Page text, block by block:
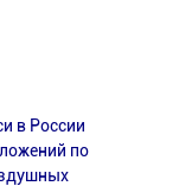
в России
по